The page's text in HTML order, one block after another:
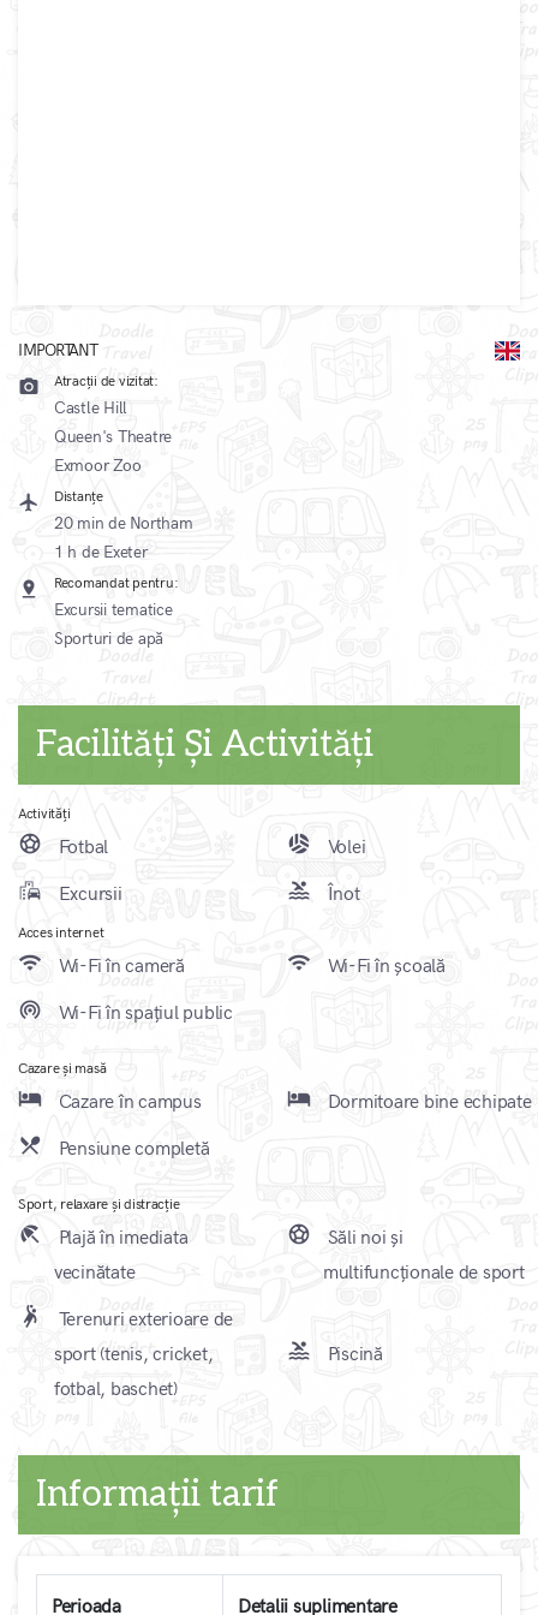
o" frameborder="0" allowfullscreen="allowfullscreen">
IMPORTANT
camera_alt Atracții de vizitat:
Castle Hill
Queen's Theatre
Exmoor Zoo
local_airport Distanțe
20 min de Northam
1 h de Exeter
pin_drop Recomandat pentru:
Excursii tematice
Sporturi de apă
Facilități Și Activități
Activități
sports_soccer Fotbal sports_volleyball Volei
emoji_transportation Excursii pool Înot
Acces internet
wifi Wi-Fi în cameră wifi Wi-Fi în școală
wifi_tethering Wi-Fi în spațiul public
Cazare și masă
local_hotel Cazare în campus local_hotel Dormitoare bine echipate
local_dining Pensiune completă
Sport, relaxare și distracție
beach_access
Plajă în imediata
vecinătate
sports_soccer
Săli noi și
multifuncționale de sport
sports_handball
Terenuri exterioare de
sport (tenis, cricket,
fotbal, baschet)
pool Piscină
Informații tarif
Perioada Detalii suplimentare